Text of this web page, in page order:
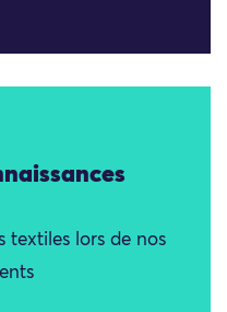
textiles lors de nos